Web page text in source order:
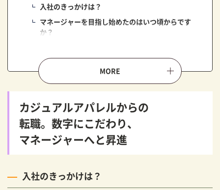
入社のきっかけは？
マネージャーを目指し始めたのはいつ頃からです
か？
のこだわり
マネージャーの仕事内容は？
マネージャーとして意識していることは？
スーツ業界には、男性が長く活躍できるフィー
ルドがある
アパレル業界で、男性が活躍しやすいと感じる部分
「言われた通りに」ではなく、プロとしての提
カジュアルアパレルからの
転職。数字にこだわり、
マネージャーへと昇進
入社のきっかけは？